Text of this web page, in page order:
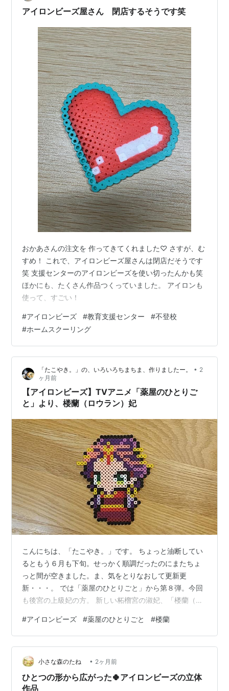
アイロンビーズ屋さん 閉店するそうです笑
おかあさんの注文を 作ってきてくれました♡ さすが、む
すめ！ これで、アイロンビーズ屋さんは閉店だそうです
笑 支援センターのアイロンビーズを使い切ったんかも笑
ほかにも、たくさん作品つくっていました。 アイロンも
使って、すごい！
#アイロンビーズ #教育支援センター #不登校
#ホームスクーリング
「たこやき。」の、いろいろちまちま、作りましたー。 • 2
ヶ月前
【アイロンビーズ】TVアニメ「薬屋のひとりご
と」より、楼蘭（ロウラン）妃
こんにちは、「たこやき。」です。 ちょっと油断してい
るともう６月も下旬。せっかく順調だったのにまたちょ
っと間が空きました。ま、気をとりなおして更新更
新・・・。 では「薬屋のひとりごと」から第８弾。今回
も後宮の上級妃の方。 新しい柘榴宮の淑妃、「楼蘭（ロ
BLOG」さんからです。今回は髪型や髪飾りなど、そこそ
こデザインを変更させていただきました。 ビーズは大き
い方、「カワダ パーラービーズ」を使用しての製作で
す。 阿多妃と入れ替わりで入内してきた楼蘭妃ですが、
柘榴宮カラー的な意味合いなのか色の系統は似ていま
す。髪飾り等、豪華になったので色数は増え…
#アイロンビーズ #薬屋のひとりごと #楼蘭
小さな森のたね • 2ヶ月前
ひとつの形から広がった🍀アイロンビーズの立体
作品